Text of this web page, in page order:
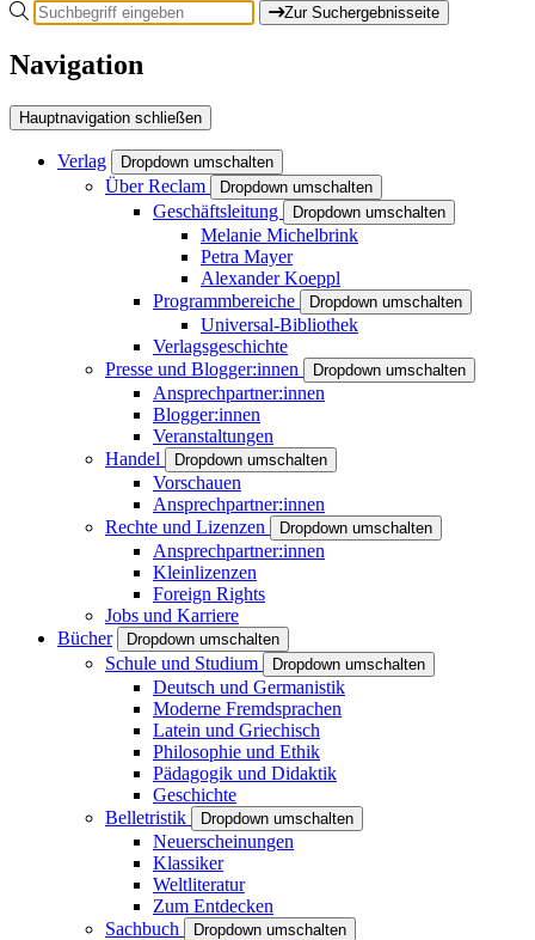
Zur Suchergebnisseite
Navigation
Hauptnavigation schließen
Verlag Dropdown umschalten
Über Reclam Dropdown umschalten
Geschäftsleitung Dropdown umschalten
Melanie Michelbrink
Petra Mayer
Alexander Koeppl
Programmbereiche
Dropdown umschalten
Universal-Bibliothek
Verlagsgeschichte
Presse und Blogger:innen
Dropdown umschalten
Ansprechpartner:innen
Blogger:innen
Veranstaltungen
Handel
Dropdown umschalten
Vorschauen
Ansprechpartner:innen
Rechte und Lizenzen
Dropdown umschalten
Ansprechpartner:innen
Kleinlizenzen
Foreign Rights
Jobs und Karriere
Bücher
Dropdown umschalten
Schule und Studium Dropdown umschalten
Deutsch und Germanistik
Moderne Fremdsprachen
Latein und Griechisch
Philosophie und Ethik
Pädagogik und Didaktik
Geschichte
Belletristik
Dropdown umschalten
Neuerscheinungen
Klassiker
Weltliteratur
Zum Entdecken
Sachbuch
Dropdown umschalten